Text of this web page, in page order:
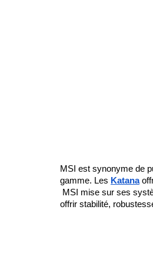
MSI est synonyme de
gamme. Les Katana
MSI mise sur ses
offrir stabilité,